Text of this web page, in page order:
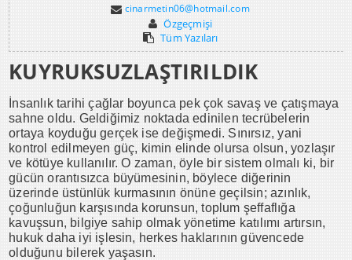
cinarmetin06@hotmail.com
Özgeçmişi
Tüm Yazıları
KUYRUKSUZLAŞTIRILDIK
İnsanlık tarihi çağlar boyunca pek çok savaş ve çatışmaya
sahne oldu. Geldiğimiz noktada edinilen tecrübelerin
ortaya koyduğu gerçek ise değişmedi. Sınırsız, yani
kontrol edilmeyen güç, kimin elinde olursa olsun, yozlaşır
ve kötüye kullanılır. O zaman, öyle bir sistem olmalı ki, bir
gücün orantısızca büyümesinin, böylece diğerinin
üzerinde üstünlük kurmasının önüne geçilsin; azınlık,
çoğunluğun karşısında korunsun, toplum şeffaflığa
kavuşsun, bilgiye sahip olmak yönetime katılımı artırsın,
hukuk daha iyi işlesin, herkes haklarının güvencede
olduğunu bilerek yaşasın.